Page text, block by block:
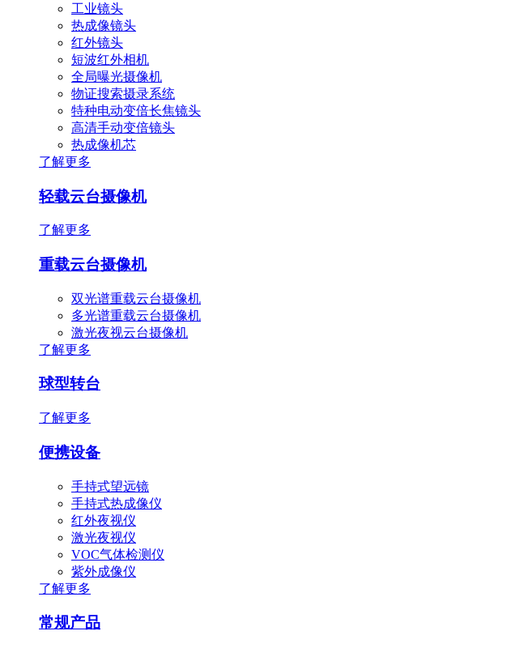
工业镜头
热成像镜头
红外镜头
短波红外相机
全局曝光摄像机
物证搜索摄录系统
特种电动变倍长焦镜头
高清手动变倍镜头
热成像机芯
了解更多
轻载云台摄像机
了解更多
重载云台摄像机
双光谱重载云台摄像机
多光谱重载云台摄像机
激光夜视云台摄像机
了解更多
球型转台
了解更多
便携设备
手持式望远镜
手持式热成像仪
红外夜视仪
激光夜视仪
VOC气体检测仪
紫外成像仪
了解更多
常规产品